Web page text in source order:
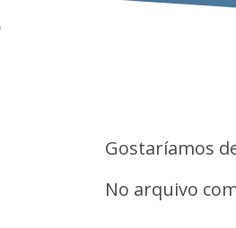
Gostaríamos
No arquivo